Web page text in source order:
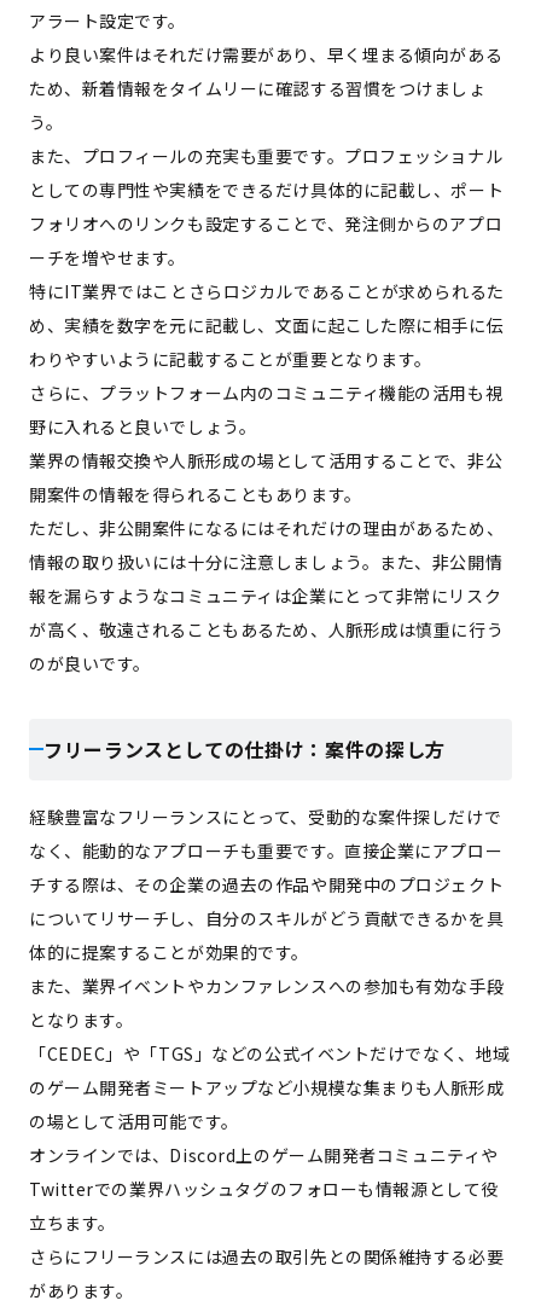
アラート設定です。
より良い案件はそれだけ需要があり、早く埋まる傾向がある
ため、新着情報をタイムリーに確認する習慣をつけましょ
う。
また、プロフィールの充実も重要です。プロフェッショナル
としての専門性や実績をできるだけ具体的に記載し、ポート
フォリオへのリンクも設定することで、発注側からのアプロ
ーチを増やせます。
特にIT業界ではことさらロジカルであることが求められるた
め、実績を数字を元に記載し、文面に起こした際に相手に伝
わりやすいように記載することが重要となります。
さらに、プラットフォーム内のコミュニティ機能の活用も視
野に入れると良いでしょう。
業界の情報交換や人脈形成の場として活用することで、非公
開案件の情報を得られることもあります。
ただし、非公開案件になるにはそれだけの理由があるため、
情報の取り扱いには十分に注意しましょう。また、非公開情
報を漏らすようなコミュニティは企業にとって非常にリスク
が高く、敬遠されることもあるため、人脈形成は慎重に行う
のが良いです。
フリーランスとしての仕掛け：案件の探し方
経験豊富なフリーランスにとって、受動的な案件探しだけで
なく、能動的なアプローチも重要です。直接企業にアプロー
チする際は、その企業の過去の作品や開発中のプロジェクト
についてリサーチし、自分のスキルがどう貢献できるかを具
体的に提案することが効果的です。
また、業界イベントやカンファレンスへの参加も有効な手段
となります。
「CEDEC」や「TGS」などの公式イベントだけでなく、地域
のゲーム開発者ミートアップなど小規模な集まりも人脈形成
の場として活用可能です。
オンラインでは、Discord上のゲーム開発者コミュニティや
Twitterでの業界ハッシュタグのフォローも情報源として役
立ちます。
さらにフリーランスには過去の取引先との関係維持する必要
があります。